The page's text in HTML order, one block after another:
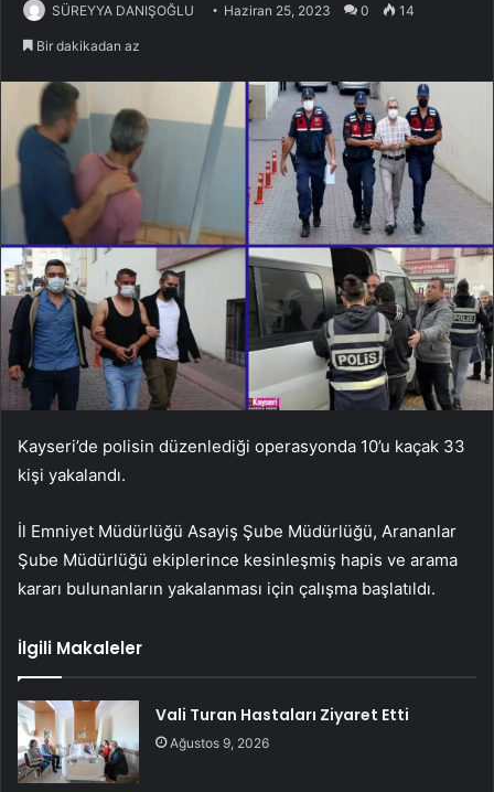
SÜREYYA DANIŞOĞLU Haziran 25, 2023 0 14
Bir dakikadan az
Kayseri’de polisin düzenlediği operasyonda 10’u kaçak 33
kişi yakalandı.
İl Emniyet Müdürlüğü Asayiş Şube Müdürlüğü, Arananlar
Şube Müdürlüğü ekiplerince kesinleşmiş hapis ve arama
kararı bulunanların yakalanması için çalışma başlatıldı.
İlgili Makaleler
Vali Turan Hastaları Ziyaret Etti
Ağustos 9, 2026